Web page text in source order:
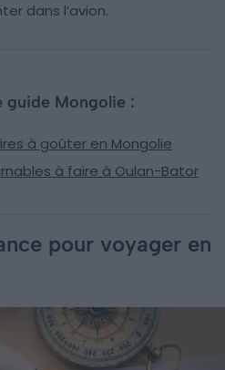
dans l’avion.
guide Mongolie :
à goûter en Mongolie
à faire à Oulan-Bator
pour voyager en